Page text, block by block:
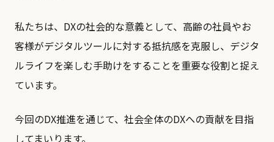
私たちは、DXの社会的な意義として、高齢の社員やお
客様がデジタルツールに対する抵抗感を克服し、デジタ
ルライフを楽しむ手助けをすることを重要な役割と捉え
ています。
今回のDX推進を通じて、社会全体のDXへの貢献を目指
してまいります。